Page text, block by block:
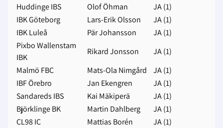
Huddinge IBS
Olof Öhman
JA (1)
IBK Göteborg
Lars-Erik Olsson
JA (1)
IBK Luleå
Pär Johansson
JA (1)
Pixbo Wallenstam
IBK
Rikard Jonsson
JA (1)
Malmö FBC
Mats-Ola Nimgård
JA (1)
IBF Örebro
Jan Ekengren
JA (1)
Sandareds IBS
Kai Mäkiperä
JA (1)
Björklinge BK
Martin Dahlberg
JA (1)
CL98 IC
Mattias Borén
JA (1)